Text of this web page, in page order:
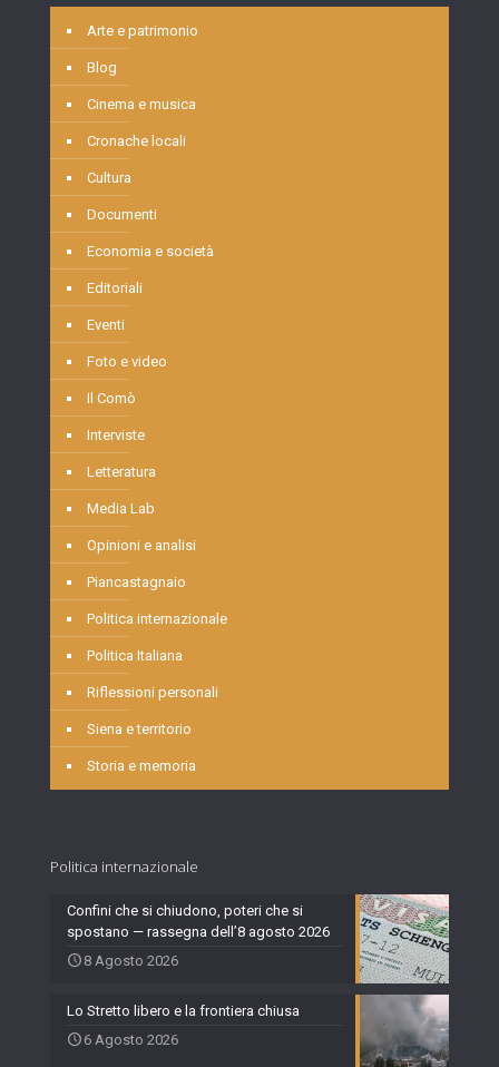
Arte e patrimonio
Blog
Cinema e musica
Cronache locali
Cultura
Documenti
Economia e società
Editoriali
Eventi
Foto e video
Il Comò
Interviste
Letteratura
Media Lab
Opinioni e analisi
Piancastagnaio
Politica internazionale
Politica Italiana
Riflessioni personali
Siena e territorio
Storia e memoria
Politica internazionale
Confini che si chiudono, poteri che si
spostano — rassegna dell’8 agosto 2026
8 Agosto 2026
Lo Stretto libero e la frontiera chiusa
6 Agosto 2026